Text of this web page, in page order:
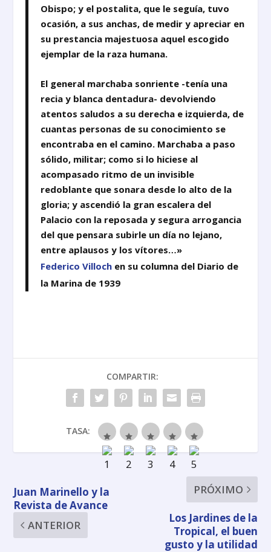
Obispo; y el postalita, que le seguía, tuvo
ocasión, a sus anchas, de medir y apreciar en
su prestancia majestuosa aquel escogido
ejemplar de la raza humana.
El general marchaba sonriente -tenía una
recia y blanca dentadura- devolviendo
atentos saludos a su derecha e izquierda, de
cuantas personas de su conocimiento se
encontraba en el camino. Marchaba a paso
sólido, militar; como si lo hiciese al
acompasado ritmo de un invisible
redoblante que sonara desde lo alto de la
gloria; y ascendió la gran escalera del
Palacio con la reposada y segura arrogancia
del que pensara subirle un día no lejano,
entre aplausos y los vítores…»
Federico Villoch en su columna del Diario de
la Marina de 1939
COMPARTIR:
TASA:
Juan Marinello y la
Revista de Avance
ANTERIOR
PRÓXIMO
Los Jardines de la
Tropical, el buen
gusto y la utilidad